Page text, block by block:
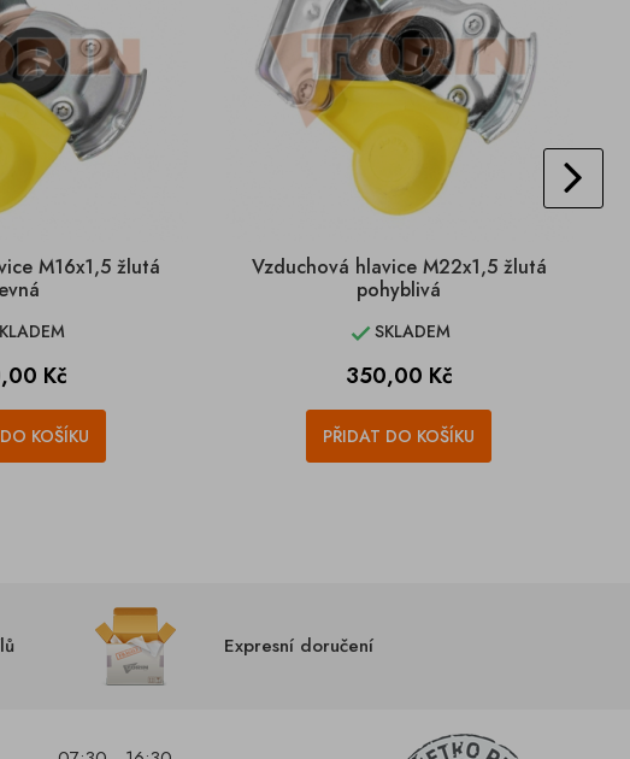
M16x1,5 žlutá
Kč
KOŠÍKU
Vzduchová hlavice M22x1,5 žlutá
pohyblivá
SKLADEM
Cena
350,00 Kč
PŘIDAT DO KOŠÍKU
Expresní doručení